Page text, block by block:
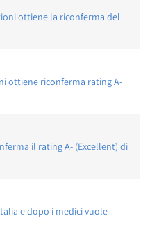
ottiene la riconferma del
ottiene riconferma rating A-
il rating A- (Excellent) di
e dopo i medici vuole